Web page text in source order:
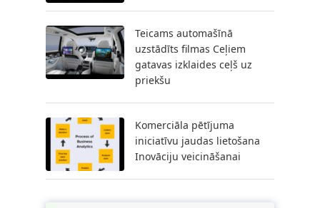
Teicams automašīnā
uzstādīts filmas Ceļiem
gatavas izklaides ceļš uz
priekšu
Komerciāla pētījuma
iniciatīvu jaudas lietošana
Inovāciju veicināšanai